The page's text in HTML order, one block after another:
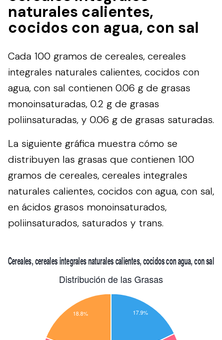
naturales calientes,
cocidos con agua, con sal
Cada 100 gramos de cereales, cereales
integrales naturales calientes, cocidos con
agua, con sal contienen 0.06 g de grasas
monoinsaturadas, 0.2 g de grasas
poliinsaturadas, y 0.06 g de grasas saturadas.
La siguiente gráfica muestra cómo se
distribuyen las grasas que contienen 100
gramos de cereales, cereales integrales
naturales calientes, cocidos con agua, con sal,
en ácidos grasos monoinsaturados,
poliinsaturados, saturados y trans.